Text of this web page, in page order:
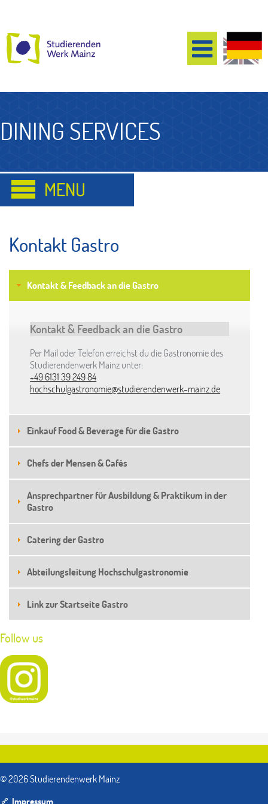
DINING SERVICES
Kontakt Gastro
Kontakt & Feedback an die Gastro
Kontakt & Feedback an die Gastro
Per Mail oder Telefon erreichst du die Gastronomie des
Studierendenwerk Mainz unter:
+49 6131 39 249 84
hochschulgastronomie@studierendenwerk-mainz.de
Einkauf Food & Beverage für die Gastro
Chefs der Mensen & Cafés
Ansprechpartner für Ausbildung & Praktikum in der
Gastro
Catering der Gastro
Abteilungsleitung Hochschulgastronomie
Link zur Startseite Gastro
Follow us
© 2026 Studierendenwerk Mainz
Impressum